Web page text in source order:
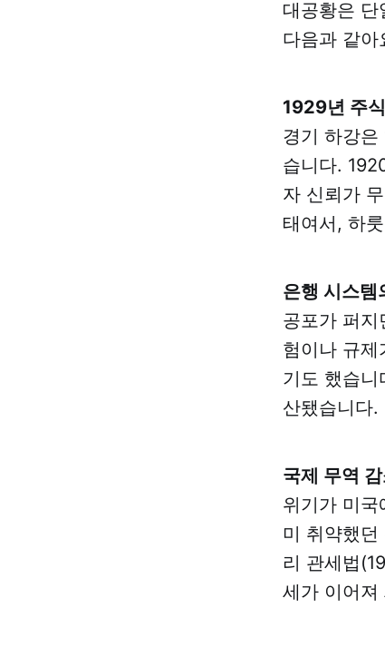
대공황은
다음과 같아
1929년 주
경기 하강은
습니다.
자 신뢰가
태여서, 하
은행 시스템
공포가 퍼
험이나 규
기도 했습
산됐습니다.
국제 무역
위기가 미국
미 취약했
리 관세법
세가 이어져